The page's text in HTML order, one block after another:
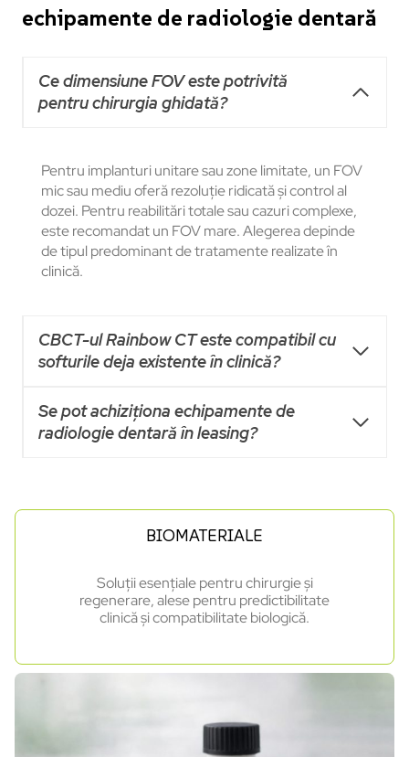
echipamente de radiologie dentară
Ce dimensiune FOV este potrivită
pentru chirurgia ghidată?
Pentru implanturi unitare sau zone limitate, un FOV
mic sau mediu oferă rezoluție ridicată și control al
dozei. Pentru reabilitări totale sau cazuri complexe,
este recomandat un FOV mare. Alegerea depinde
de tipul predominant de tratamente realizate în
clinică.
CBCT-ul Rainbow CT este compatibil cu
softurile deja existente în clinică?
Se pot achiziționa echipamente de
radiologie dentară în leasing?
BIOMATERIALE
Soluții esențiale pentru chirurgie și
regenerare, alese pentru predictibilitate
clinică și compatibilitate biologică.